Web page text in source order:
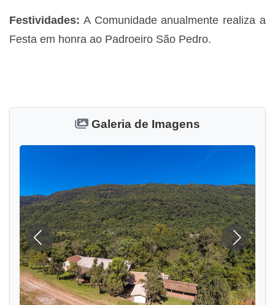
Festividades: A Comunidade anualmente realiza a
Festa em honra ao Padroeiro São Pedro.
Galeria de Imagens